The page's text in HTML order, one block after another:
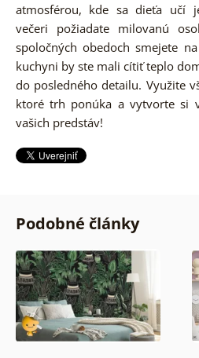
atmosférou, kde sa dieťa učí
večeri požiadate milovanú
spoločných obedoch smejete
kuchyni by ste mali cítiť teplo
do posledného detailu. Využite
ktoré trh ponúka a vytvorte si
vašich predstáv!
Podobné články